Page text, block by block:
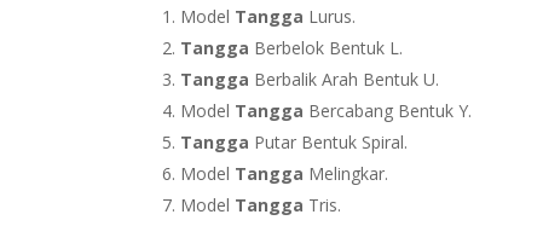
Model Tangga Lurus.
Tangga Berbelok Bentuk L.
Tangga Berbalik Arah Bentuk U.
Model Tangga Bercabang Bentuk Y.
Tangga Putar Bentuk Spiral.
Model Tangga Melingkar.
Model Tangga Tris.